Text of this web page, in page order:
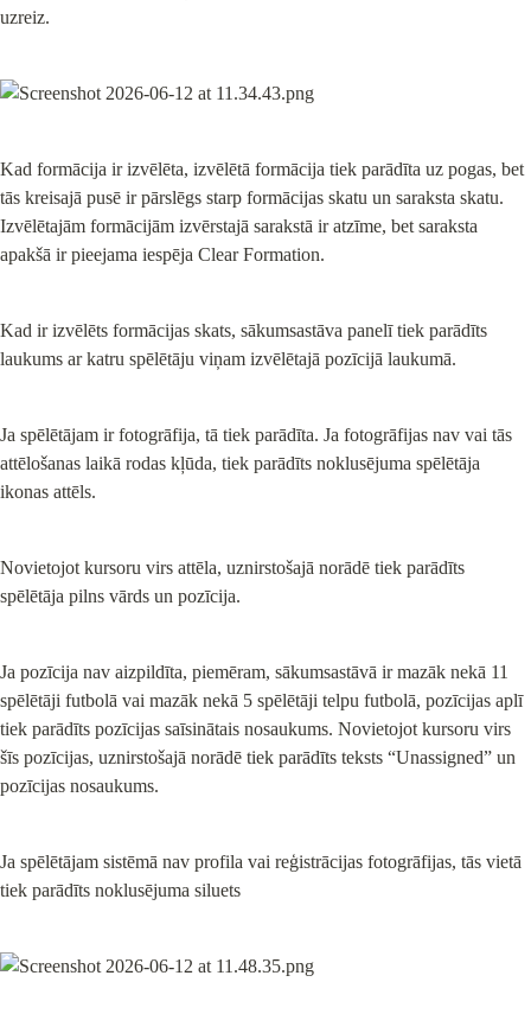
uzreiz.
Kad formācija ir izvēlēta, izvēlētā formācija tiek parādīta uz pogas, bet
tās kreisajā pusē ir pārslēgs starp formācijas skatu un saraksta skatu.
Izvēlētajām formācijām izvērstajā sarakstā ir atzīme, bet saraksta
apakšā ir pieejama iespēja Clear Formation.
Kad ir izvēlēts formācijas skats, sākumsastāva panelī tiek parādīts
laukums ar katru spēlētāju viņam izvēlētajā pozīcijā laukumā.
Ja spēlētājam ir fotogrāfija, tā tiek parādīta. Ja fotogrāfijas nav vai tās
attēlošanas laikā rodas kļūda, tiek parādīts noklusējuma spēlētāja
ikonas attēls.
Novietojot kursoru virs attēla, uznirstošajā norādē tiek parādīts
spēlētāja pilns vārds un pozīcija.
Ja pozīcija nav aizpildīta, piemēram, sākumsastāvā ir mazāk nekā 11
spēlētāji futbolā vai mazāk nekā 5 spēlētāji telpu futbolā, pozīcijas aplī
tiek parādīts pozīcijas saīsinātais nosaukums. Novietojot kursoru virs
šīs pozīcijas, uznirstošajā norādē tiek parādīts teksts “Unassigned” un
pozīcijas nosaukums.
Ja spēlētājam sistēmā nav profila vai reģistrācijas fotogrāfijas, tās vietā
tiek parādīts noklusējuma siluets